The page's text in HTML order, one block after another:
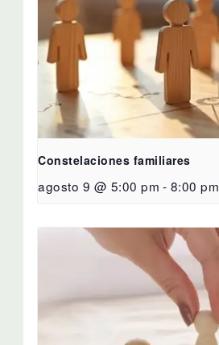
Constelaciones familiares
agosto 9 @ 5:00 pm - 8:00 pm